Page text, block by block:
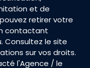
et de
retirer votre
contactant
Consultez le site
sur vos droits.
l'Agence / le